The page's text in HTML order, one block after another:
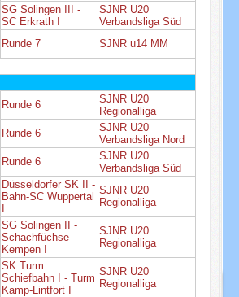
SG Solingen III -
SC Erkrath I
SJNR U20
Verbandsliga Süd
Runde 7 SJNR u14 MM
Runde 6
SJNR U20
Regionalliga
Runde 6
SJNR U20
Verbandsliga Nord
Runde 6
SJNR U20
Verbandsliga Süd
Düsseldorfer SK II -
Bahn-SC Wuppertal
I
SJNR U20
Regionalliga
SG Solingen II -
Schachfüchse
Kempen I
SJNR U20
Regionalliga
SK Turm
Schiefbahn I - Turm
Kamp-Lintfort I
SJNR U20
Regionalliga